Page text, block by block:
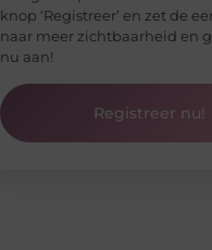
knop ‘Registreer’ en zet de
naar meer zichtbaarheid en
nu aan!
Registreer nu!